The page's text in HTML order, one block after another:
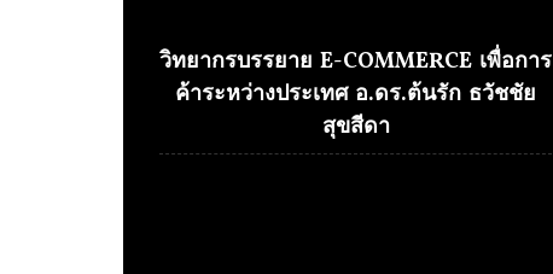
วิทยากรบรรยาย E-COMMERCE เพื่อการ
ค้าระหว่างประเทศ อ.ดร.ต้นรัก ธวัชชัย
สุขสีดา